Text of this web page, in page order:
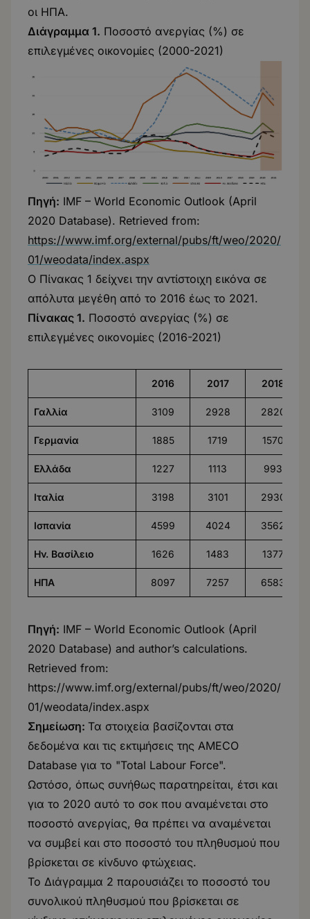
οι ΗΠΑ.
Διάγραμμα 1. Ποσοστό ανεργίας (%) σε
επιλεγμένες οικονομίες (2000-2021)
Πηγή: IMF – World Economic Outlook (April
2020 Database). Retrieved from:
https://www.imf.org/external/pubs/ft/weo/2020/
01/weodata/index.aspx
Ο Πίνακας 1 δείχνει την αντίστοιχη εικόνα σε
απόλυτα μεγέθη από το 2016 έως το 2021.
Πίνακας 1. Ποσοστό ανεργίας (%) σε
επιλεγμένες οικονομίες (2016-2021)
2016 2017 2018
Γαλλία 3109 2928 2820
Γερμανία 1885 1719 1570
Ελλάδα 1227 1113 993
Ιταλία 3198 3101 2930
Ισπανία 4599 4024 3562
Ην. Βασίλειο 1626 1483 1377
ΗΠΑ 8097 7257 6583
Πηγή: IMF – World Economic Outlook (April
2020 Database) and author’s calculations.
Retrieved from:
https://www.imf.org/external/pubs/ft/weo/2020/
01/weodata/index.aspx
Σημείωση: Τα στοιχεία βασίζονται στα
δεδομένα και τις εκτιμήσεις της AMECO
Database για το "Total Labour Force".
Ωστόσο, όπως συνήθως παρατηρείται, έτσι και
για το 2020 αυτό το σοκ που αναμένεται στο
ποσοστό ανεργίας, θα πρέπει να αναμένεται
να συμβεί και στο ποσοστό του πληθυσμού που
βρίσκεται σε κίνδυνο φτώχειας.
Το Διάγραμμα 2 παρουσιάζει το ποσοστό του
συνολικού πληθυσμού που βρίσκεται σε